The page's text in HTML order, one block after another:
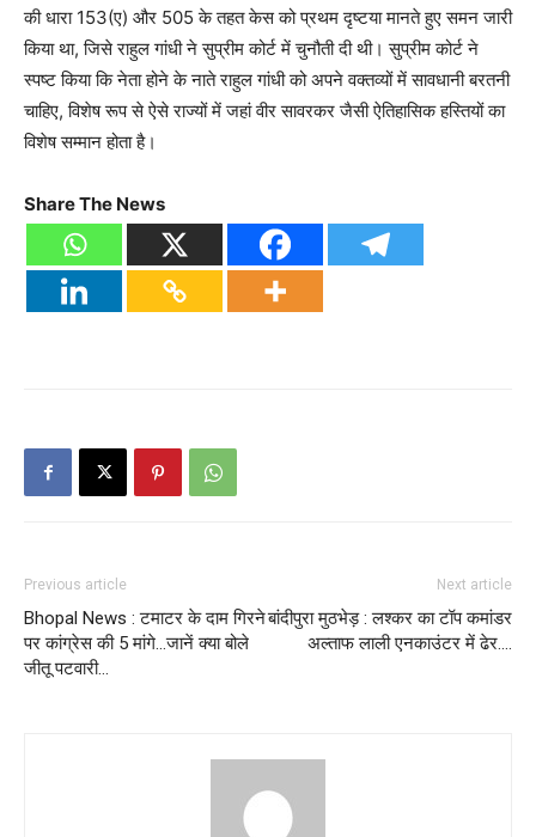
की धारा 153(ए) और 505 के तहत केस को प्रथम दृष्टया मानते हुए समन जारी
किया था, जिसे राहुल गांधी ने सुप्रीम कोर्ट में चुनौती दी थी। सुप्रीम कोर्ट ने
स्पष्ट किया कि नेता होने के नाते राहुल गांधी को अपने वक्तव्यों में सावधानी बरतनी
चाहिए, विशेष रूप से ऐसे राज्यों में जहां वीर सावरकर जैसी ऐतिहासिक हस्तियों का
विशेष सम्मान होता है।
Share The News
Previous article
Bhopal News : टमाटर के दाम गिरने
पर कांग्रेस की 5 मांगे…जानें क्या बोले
जीतू पटवारी…
Next article
बांदीपुरा मुठभेड़ : लश्कर का टॉप कमांडर
अल्ताफ लाली एनकाउंटर में ढेर….